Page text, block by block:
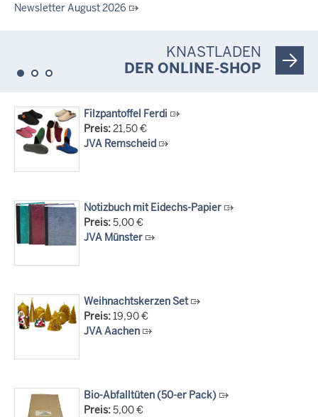
Newsletter August 2026
Dein Mut findet Rückhalt: Die Justiz NRW unterstützt
Informationskampagne gegen häusliche Gewalt
ausgezeichnet
14.07.2026
Justiz der Zukunft gemeinsam gestalten: Minister Limbach
01.07.2026
Newsletter Juli 2026
30.06.2026
der Justizvollzugsschule NRW geehrt
RechtSpecial - Schiedsleute helfen Streit schlichten!
KNASTLADEN
DER ONLINE-SHOP
Filzpantoffel Ferdi
Preis:21,50 €
JVA Remscheid
Notizbuch mit Eidechs-Papier
Preis:5,00 €
JVA Münster
Weihnachtskerzen Set
Preis:19,90 €
JVA Aachen
Bio-Abfalltüten (50-er Pack)
Preis:5,00 €